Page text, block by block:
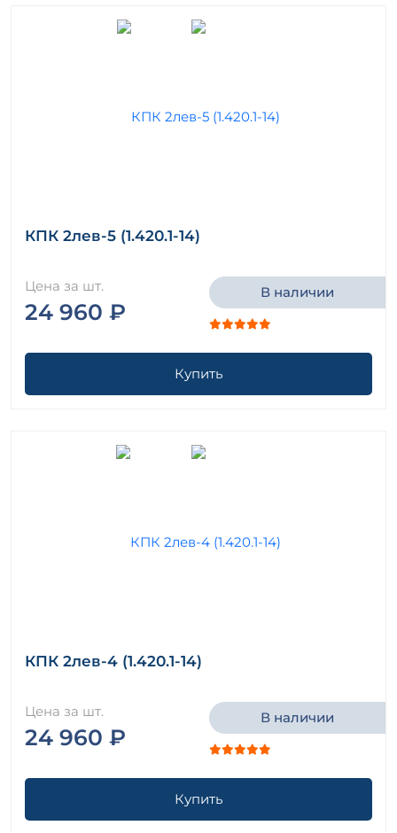
КПК 2лев-5 (1.420.1-14)
Цена за шт.
24 960 ₽
В наличии
Купить
КПК 2лев-4 (1.420.1-14)
Цена за шт.
24 960 ₽
В наличии
Купить